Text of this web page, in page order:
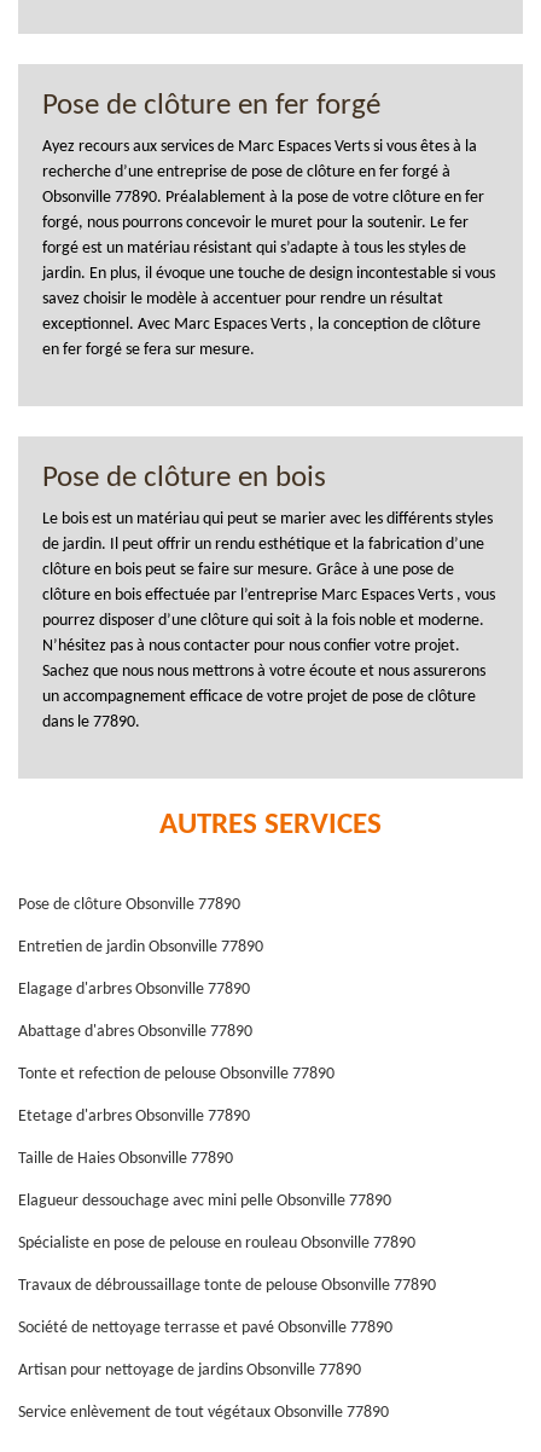
Pose de clôture en fer forgé
Ayez recours aux services de Marc Espaces Verts si vous êtes à la
recherche d’une entreprise de pose de clôture en fer forgé à
Obsonville 77890. Préalablement à la pose de votre clôture en fer
forgé, nous pourrons concevoir le muret pour la soutenir. Le fer
forgé est un matériau résistant qui s’adapte à tous les styles de
jardin. En plus, il évoque une touche de design incontestable si vous
savez choisir le modèle à accentuer pour rendre un résultat
exceptionnel. Avec Marc Espaces Verts , la conception de clôture
en fer forgé se fera sur mesure.
Pose de clôture en bois
Le bois est un matériau qui peut se marier avec les différents styles
de jardin. Il peut offrir un rendu esthétique et la fabrication d’une
clôture en bois peut se faire sur mesure. Grâce à une pose de
clôture en bois effectuée par l’entreprise Marc Espaces Verts , vous
pourrez disposer d’une clôture qui soit à la fois noble et moderne.
N’hésitez pas à nous contacter pour nous confier votre projet.
Sachez que nous nous mettrons à votre écoute et nous assurerons
un accompagnement efficace de votre projet de pose de clôture
dans le 77890.
AUTRES SERVICES
Pose de clôture Obsonville 77890
Entretien de jardin Obsonville 77890
Elagage d'arbres Obsonville 77890
Abattage d'abres Obsonville 77890
Tonte et refection de pelouse Obsonville 77890
Etetage d'arbres Obsonville 77890
Taille de Haies Obsonville 77890
Elagueur dessouchage avec mini pelle Obsonville 77890
Spécialiste en pose de pelouse en rouleau Obsonville 77890
Travaux de débroussaillage tonte de pelouse Obsonville 77890
Société de nettoyage terrasse et pavé Obsonville 77890
Artisan pour nettoyage de jardins Obsonville 77890
Service enlèvement de tout végétaux Obsonville 77890